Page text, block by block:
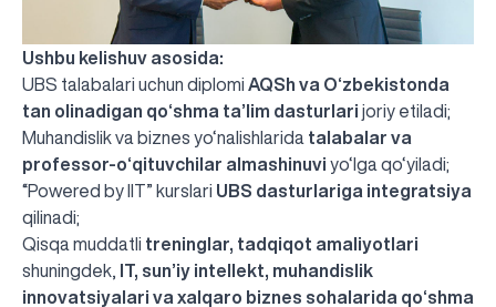
Ushbu kelishuv asosida:
UBS talabalari uchun diplomi AQSh va O‘zbekistonda
tan olinadigan qo‘shma ta’lim dasturlari joriy etiladi;
Muhandislik va biznes yo‘nalishlarida talabalar va
professor-o‘qituvchilar almashinuvi yo‘lga qo‘yiladi;
“Powered by IIT” kurslari UBS dasturlariga integratsiya
qilinadi;
Qisqa muddatli treninglar, tadqiqot amaliyotlari
shuningdek,
IT, sun’iy intellekt, muhandislik
innovatsiyalari va xalqaro biznes sohalarida qo‘shma